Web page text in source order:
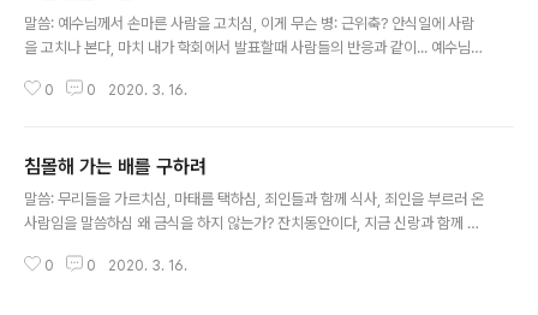
말씀: 예수님께서 손마른 사람을 고치심, 이게 무슨 병: 근위축? 안식일에 사람
을 고치나 본다, 마치 내가 학회에서 발표할때 사람들의 반응과 같이... 예수님의
하시고 고치심. 이는 예수님도 먼저 설명하고 이해시키고, 행동하셨다는 것... 적
백, '나를 나타내지 말라' 예수님은 이런 일로 유명해지길 원하지 않으셨고, 다
만, 복음이 전파되길 원하셨다. 산에 오르사, 제자를 세우시고 권능을 주시고, 그
중에 가룟유다도 있었다. 묵상: 예수님은 귀신을 물리치셨어도 사람들에 대..
0 0 2020. 3. 16.
침몰해 가는 배를 구하려
말씀: 무리들을 가르치심, 마태를 택하심, 죄인들과 함께 식사, 죄인을 부르러 온
사람임을 말씀하심 왜 금식을 하지 않는가? 잔치동안이다, 지금 신랑과 함께 있
안식일의 주인임을 말씀하심 묵상: 예수님의 권세는 정말 하나님 수준이었다.
0 0 2020. 3. 16.